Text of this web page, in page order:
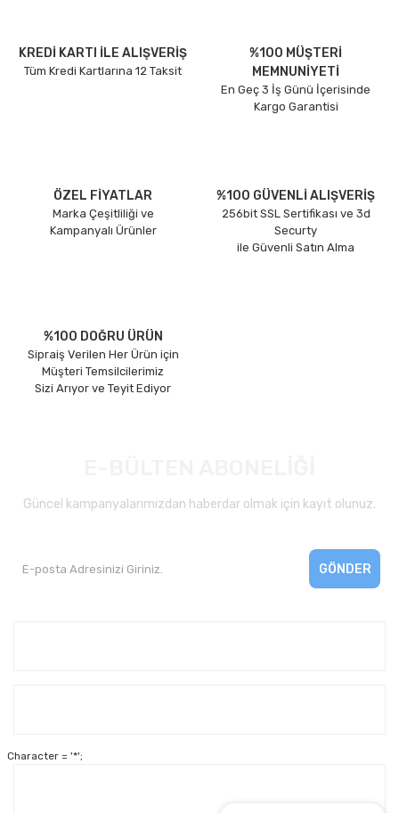
KREDİ KARTI İLE ALIŞVERİŞ
Tüm Kredi Kartlarına 12 Taksit
%100 MÜŞTERİ
MEMNUNİYETİ
En Geç 3 İş Günü İçerisinde
Kargo Garantisi
ÖZEL FİYATLAR
Marka Çeşitliliği ve
Kampanyalı Ürünler
%100 GÜVENLİ ALIŞVERİŞ
256bit SSL Sertifikası ve 3d
Securty
ile Güvenli Satın Alma
%100 DOĞRU ÜRÜN
Sipraiş Verilen Her Ürün için
Müşteri Temsilcilerimiz
Sizi Arıyor ve Teyit Ediyor
Güncel kampanyalarımızdan haberdar olmak için kayıt olunuz.
GÖNDER
Character = '*';